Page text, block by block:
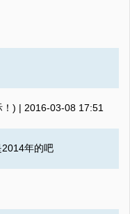
！) | 2016-03-08 17:51
年的吧